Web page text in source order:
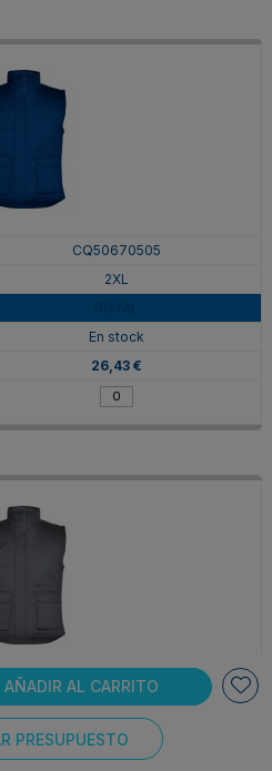
AÑADIR AL CARRITO
PRESUPUESTO
CQ50670505
2XL
En stock
26,43 €
CQ50670523
2XL
PLOMO